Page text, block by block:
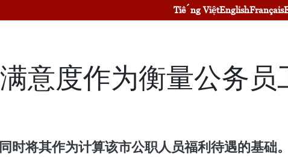
Tiếng ViệtEnglishFrançais
意度作为衡量公务员
时将其作为计算该市公职人员福利待遇的基础